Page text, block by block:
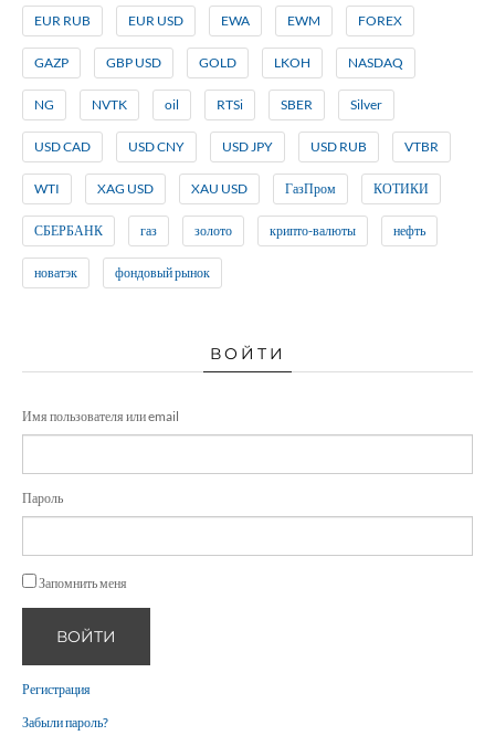
EUR RUB EUR USD EWA EWM FOREX
GAZP GBP USD GOLD LKOH NASDAQ
NG NVTK oil RTSi SBER Silver
USD CAD USD CNY USD JPY USD RUB VTBR
WTI XAG USD XAU USD ГазПром КОТИКИ
СБЕРБАНК газ золото крипто-валюты нефть
новатэк фондовый рынок
ВОЙТИ
Имя пользователя или email
Пароль
Запомнить меня
ВОЙТИ
Регистрация
Забыли пароль?